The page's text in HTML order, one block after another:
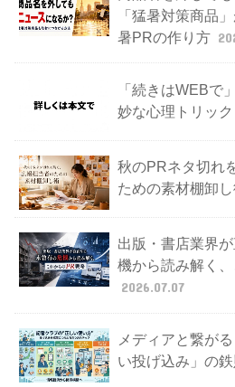
「猛暑対策商品
暑PRの作り方
「続きはWEBで
妙な心理トリック
秋のPRネタ切れ
ための素材棚卸
出版・書店業界
機から読み解く
2026.07.07
メディアと繋が
い投げ込み」の